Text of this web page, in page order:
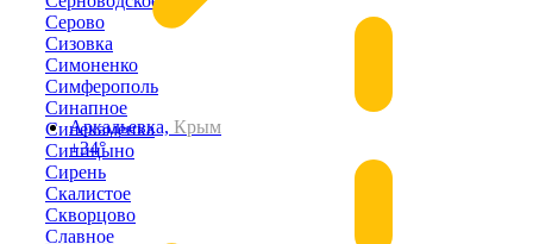
Аркадьевка, Крым
+34°
Серово
Сизовка
Симоненко
Симферополь
Синапное
Синекаменка
Синицыно
Сирень
Скалистое
Скворцово
Славное